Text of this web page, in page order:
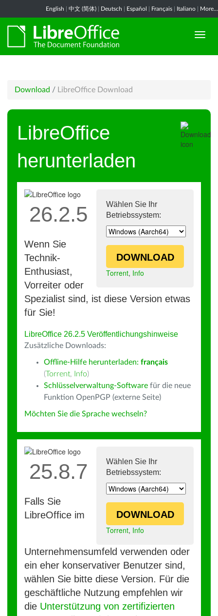
English 中文 (简体) Deutsch Español Français Italiano More...
Download / LibreOffice Download
LibreOffice
herunterladen
Wählen Sie Ihr
Betriebssystem:
DOWNLOAD
Torrent, Info
26.2.5
Wenn Sie
Technik-
Enthusiast,
Vorreiter oder
Spezialist sind, ist diese Version etwas
für Sie!
LibreOffice 26.2.5 Veröffentlichungshinweise
Zusätzliche Downloads:
Offline-Hilfe herunterladen: français
(Torrent, Info)
Schlüsselverwaltung-Software für die neue
Funktion OpenPGP (externe Seite)
Möchten Sie die Sprache wechseln?
Wählen Sie Ihr
Betriebssystem:
DOWNLOAD
Torrent, Info
25.8.7
Falls Sie
LibreOffice im
Unternehmensumfeld verwenden oder
ein eher konservativer Benutzer sind,
wählen Sie bitte diese Version. Für die
geschäftliche Nutzung empfehlen wir
die Unterstützung von zertifizierten